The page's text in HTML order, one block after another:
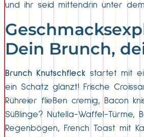
und ihr seid mittendrin unter
Dein Brunch,
Brunch Knutschfleck startet mit
ein Schatz glänzt! Frische
Rühreier fließen cremig, Bacon
Süßlinge? Nutella-Waffel-Türme,
Regenbögen, French Toast mit